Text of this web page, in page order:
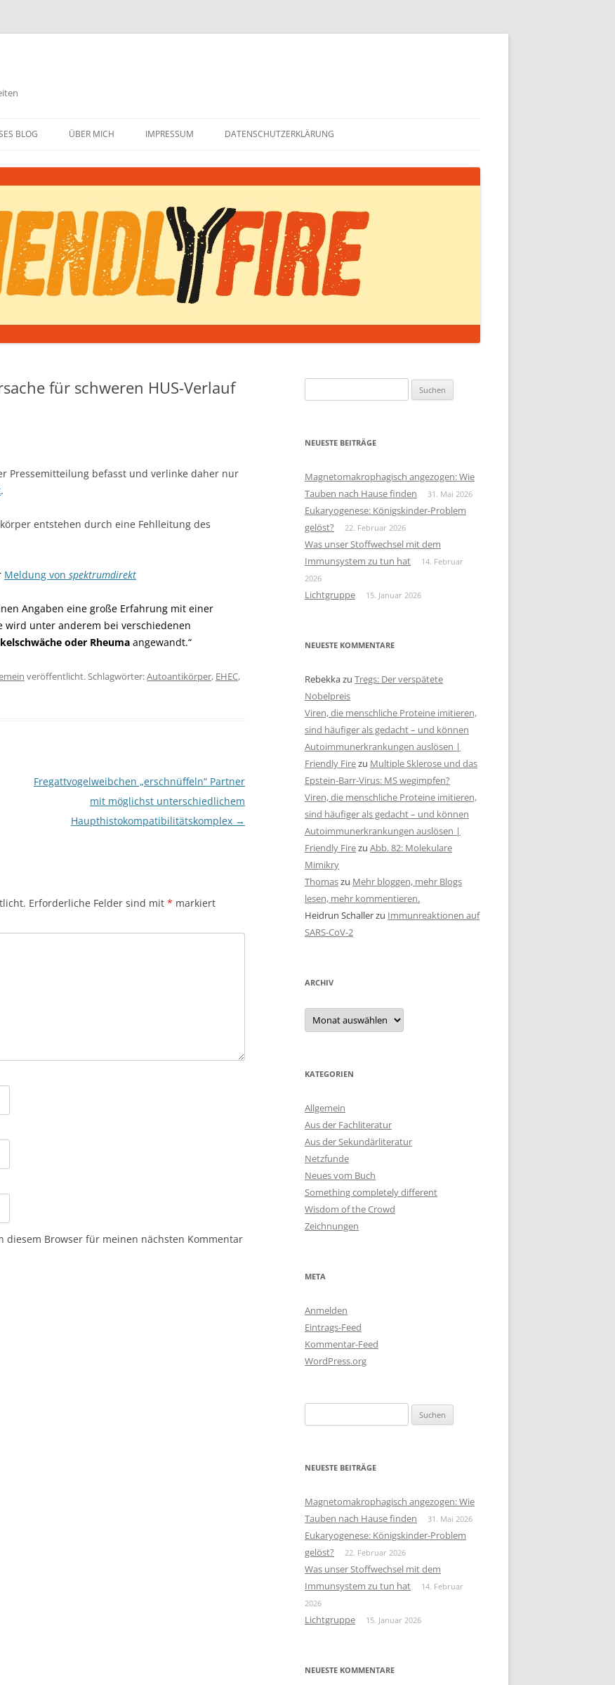
BLOG ÜBER MICH IMPRESSUM DATENSCHUTZERKLÄRUNG
für schweren HUS-Verlauf
Pressemitteilung befasst und verlinke daher nur
.
entstehen durch eine Fehlleitung des
Meldung von spektrumdirekt
Angaben eine große Erfahrung mit einer
wird unter anderem bei verschiedenen
oder Rheuma angewandt.“
veröffentlicht. Schlagwörter:Autoantikörper, EHEC,
Fregattvogelweibchen „erschnüffeln“ Partner
mit möglichst unterschiedlichem
Haupthistokompatibilitätskomplex →
Erforderliche Felder sind mit * markiert
diesem Browser für meinen nächsten Kommentar
nach:
NEUESTE BEITRÄGE
Magnetomakrophagisch angezogen: Wie
Tauben nach Hause finden
31. Mai 2026
Eukaryogenese: Königskinder-Problem
gelöst?
22. Februar 2026
Was unser Stoffwechsel mit dem
Immunsystem zu tun hat
14. Februar
2026
Lichtgruppe 15. Januar 2026
NEUESTE KOMMENTARE
Rebekkazu Tregs: Der verspätete
Nobelpreis
Viren, die menschliche Proteine imitieren,
sind häufiger als gedacht – und können
Autoimmunerkrankungen auslösen |
Friendly Firezu Multiple Sklerose und das
Epstein-Barr-Virus: MS wegimpfen?
Viren, die menschliche Proteine imitieren,
sind häufiger als gedacht – und können
Autoimmunerkrankungen auslösen |
Friendly Firezu Abb. 82: Molekulare
Mimikry
Thomaszu Mehr bloggen, mehr Blogs
lesen, mehr kommentieren.
Heidrun Schallerzu Immunreaktionen auf
SARS-CoV-2
ARCHIV
Archiv
KATEGORIEN
Allgemein
Aus der Fachliteratur
Aus der Sekundärliteratur
Netzfunde
Neues vom Buch
Something completely different
Wisdom of the Crowd
Zeichnungen
META
Anmelden
Eintrags-Feed
Kommentar-Feed
WordPress.org
nach:
NEUESTE BEITRÄGE
Magnetomakrophagisch angezogen: Wie
Tauben nach Hause finden
31. Mai 2026
Eukaryogenese: Königskinder-Problem
gelöst?
22. Februar 2026
Was unser Stoffwechsel mit dem
Immunsystem zu tun hat
14. Februar
2026
Lichtgruppe 15. Januar 2026
NEUESTE KOMMENTARE